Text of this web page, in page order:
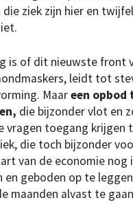
die ziek zijn hier en
is of dit nieuwste front
leidt tot
Maareen opbod
die bijzonder vlot en
vragen toegang krijgen
die toch bijzonder
van de economie nog
en geboden op te
maanden alvast te